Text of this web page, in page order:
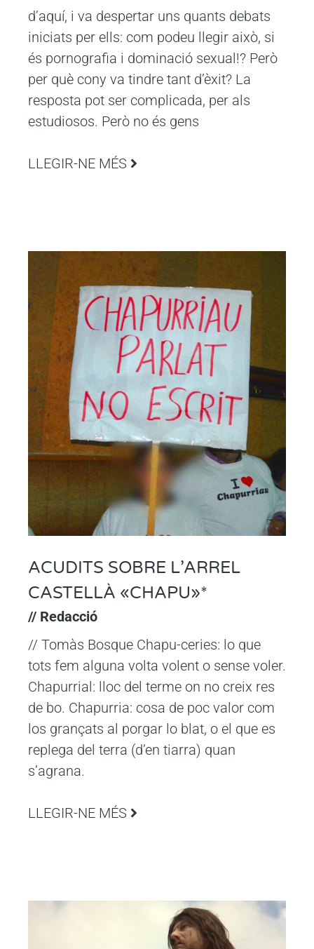
d’aquí, i va despertar uns quants debats
iniciats per ells: com podeu llegir això, si
és pornografia i dominació sexual!? Però
per què cony va tindre tant d’èxit? La
resposta pot ser complicada, per als
estudiosos. Però no és gens
LLEGIR-NE MÉS
ACUDITS SOBRE L’ARREL
CASTELLÀ «CHAPU»*
// Redacció
// Tomàs Bosque Chapu-ceries: lo que
tots fem alguna volta volent o sense voler.
Chapurrial: lloc del terme on no creix res
de bo. Chapurria: cosa de poc valor com
los grançats al porgar lo blat, o el que es
replega del terra (d’en tiarra) quan
s’agrana.
LLEGIR-NE MÉS